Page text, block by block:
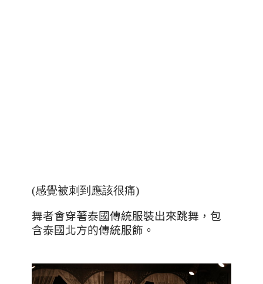
(感覺被刺到應該很痛)
舞者會穿著泰國傳統服裝出來跳舞，包
含泰國北方的傳統服飾。